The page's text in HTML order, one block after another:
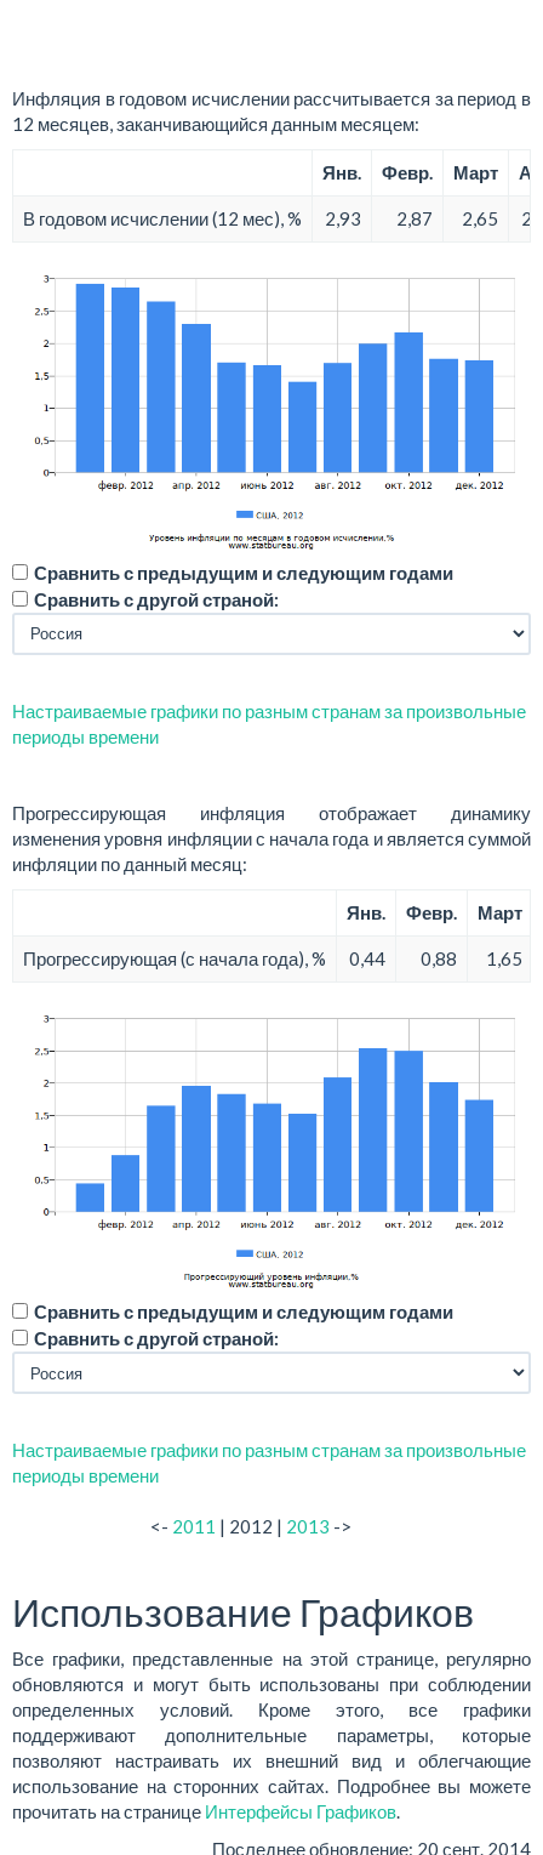
Инфляция в годовом исчислении рассчитывается за период в
12 месяцев, заканчивающийся данным месяцем:
Янв. Февр. Март
В годовом исчислении (12 мес), % 2,93 2,87 2,65
Сравнить с предыдущим и следующим годами
Сравнить с другой страной:
Настраиваемые графики по разным странам за произвольные
периоды времени
Прогрессирующая инфляция отображает динамику
изменения уровня инфляции с начала года и является суммой
инфляции по данный месяц:
Янв. Февр. Март
Прогрессирующая (с начала года), % 0,44 0,88 1,65
Сравнить с предыдущим и следующим годами
Сравнить с другой страной:
Настраиваемые графики по разным странам за произвольные
периоды времени
<- 2011 | 2012 | 2013 ->
Использование Графиков
Все графики, представленные на этой странице, регулярно
обновляются и могут быть использованы при соблюдении
определенных условий. Кроме этого, все графики
поддерживают дополнительные параметры, которые
позволяют настраивать их внешний вид и облегчающие
использование на сторонних сайтах. Подробнее вы можете
прочитать на странице Интерфейсы Графиков.
Последнее обновление: 20 сент. 2014